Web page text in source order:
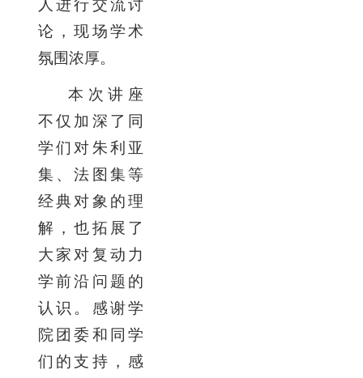
人进行交流讨
论，现场学术
氛围浓厚。
本次讲座
不仅加深了同
学们对朱利亚
集、法图集等
经典对象的理
解，也拓展了
大家对复动力
学前沿问题的
认识。感谢学
院团委和同学
们的支持，感